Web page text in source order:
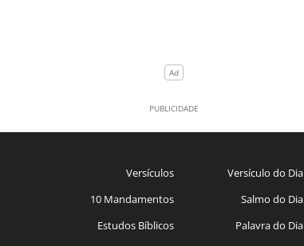
Versículos
10 Mandamentos
Estudos Bíblicos
Versículo do Dia
Salmo do Dia
Palavra do Dia